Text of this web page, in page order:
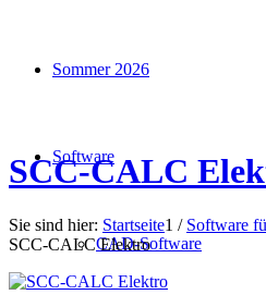
Sommer 2026
Software
CAD-Software
SCC-CALC
Sie sind hier: Startseite1 / Software
SCC-CALC Elektro